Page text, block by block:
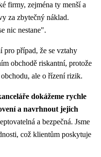
firmy, zejména ty menší a
za zbytečný náklad.
nic nestane".
případ, že se vztahy
obchodě riskantní, protože
ale o řízení rizik.
dokážeme rychle
a navrhnout jejich
a bezpečná. Jsme
což klientům poskytuje